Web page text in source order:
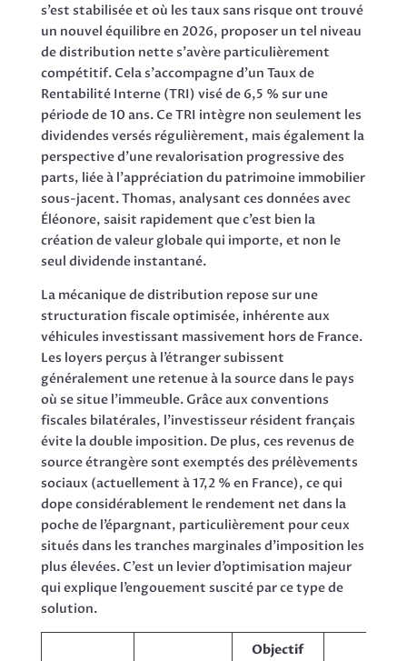
s’est stabilisée et où les taux sans risque ont trouvé
un nouvel équilibre en 2026, proposer un tel niveau
de distribution nette s’avère particulièrement
compétitif. Cela s’accompagne d’un Taux de
Rentabilité Interne (TRI) visé de 6,5 % sur une
période de 10 ans. Ce TRI intègre non seulement les
dividendes versés régulièrement, mais également la
perspective d’une revalorisation progressive des
parts, liée à l’appréciation du patrimoine immobilier
sous-jacent. Thomas, analysant ces données avec
Éléonore, saisit rapidement que c’est bien la
création de valeur globale qui importe, et non le
seul dividende instantané.
La mécanique de distribution repose sur une
structuration fiscale optimisée, inhérente aux
véhicules investissant massivement hors de France.
Les loyers perçus à l’étranger subissent
généralement une retenue à la source dans le pays
où se situe l’immeuble. Grâce aux conventions
fiscales bilatérales, l’investisseur résident français
évite la double imposition. De plus, ces revenus de
source étrangère sont exemptés des prélèvements
sociaux (actuellement à 17,2 % en France), ce qui
dope considérablement le rendement net dans la
poche de l’épargnant, particulièrement pour ceux
situés dans les tranches marginales d’imposition les
plus élevées. C’est un levier d’optimisation majeur
qui explique l’engouement suscité par ce type de
solution.
Objectif